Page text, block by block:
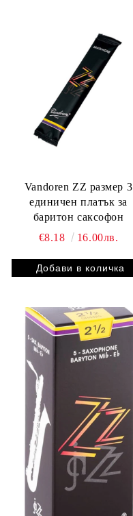
Vandoren ZZ размер 3
единичен платък за
баритон саксофон
€8.18
16.00лв.